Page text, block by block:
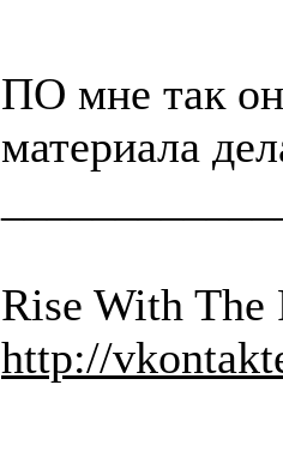
ПО мне так
материала
Rise With The
http://